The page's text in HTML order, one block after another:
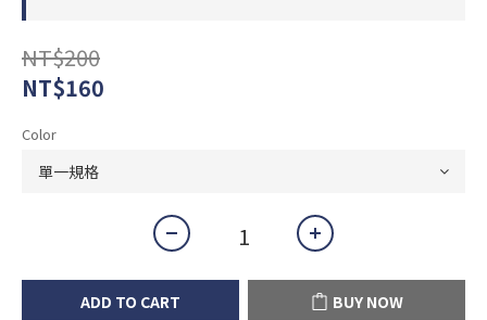
NT$200
NT$160
Color
ADD TO CART BUY NOW